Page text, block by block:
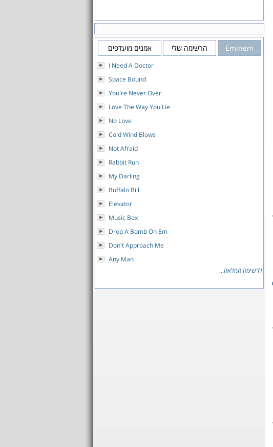
Eminem הרשימה שלי אמנים מועדפים
I Need A Doctor
Space Bound
You're Never Over
Love The Way You Lie
No Love
Cold Wind Blows
Not Afraid
Rabbit Run
My Darling
Buffalo Bill
Elevator
Music Box
Drop A Bomb On Em
Don't Approach Me
Any Man
לרשימה המלאה...